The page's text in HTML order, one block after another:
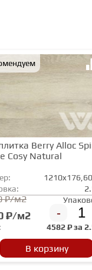
Berry Alloc
Cosy Natural
₽/м2
₽/м2 -
4582₽ за
В корзину